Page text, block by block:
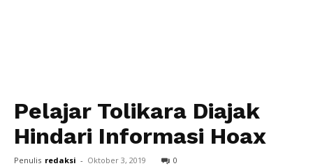
Pelajar Tolikara Diajak
Hindari Informasi Hoax
Penulis redaksi - Oktober 3, 2019 0